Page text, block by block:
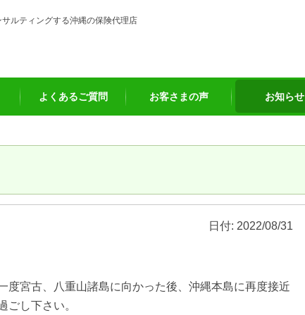
ルティングする沖縄の保険代理店
よくあるご質問 お客さまの声 お知らせ
日付: 2022/08/31
度宮古、八重山諸島に向かった後、沖縄本島に再度接近
ごし下さい。